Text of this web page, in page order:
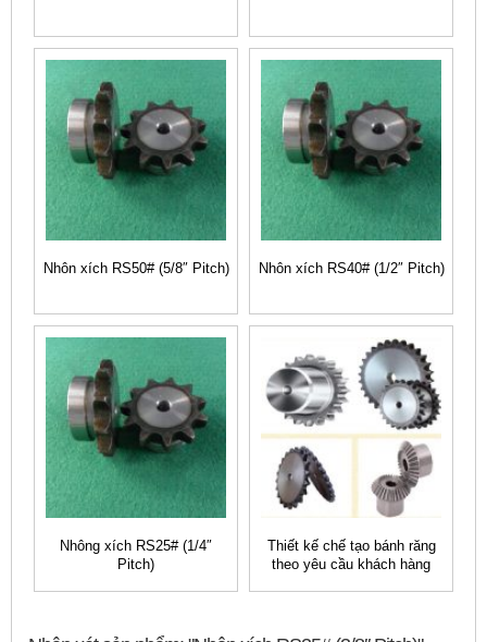
Nhôn xích RS50# (5/8″ Pitch) Nhôn xích RS40# (1/2″ Pitch)
Nhông xích RS25# (1/4″
Pitch)
Thiết kế chế tạo bánh răng
theo yêu cầu khách hàng